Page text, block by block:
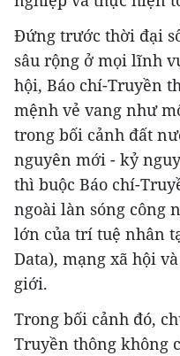
Đứng trước thời đại
sâu rộng ở mọi lĩnh
hội, Báo chí-Truyền
mệnh vẻ vang như
trong bối cảnh đất
nguyên mới - kỷ
thì buộc Báo chí-
ngoài làn sóng công
lớn của trí tuệ nhân
Data), mạng xã hội
giới.
Trong bối cảnh đó,
Truyền thông không